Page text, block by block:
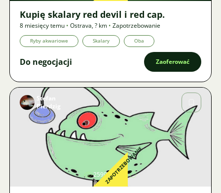
Kupię skalary red devil i red cap.
8 miesięcy temu • Ostrava,? km • Zapotrzebowanie
Ryby akwariowe Skalary Oba
Do negocjacji Zaoferować
Zdjęcie
Stefan
Pierdzig
2599ZAPOTRZEBOWANIE